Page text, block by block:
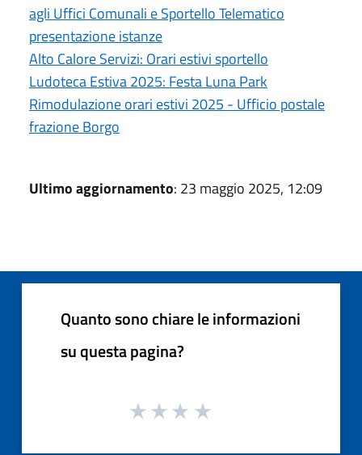
agli Uffici Comunali e Sportello Telematico
presentazione istanze
Alto Calore Servizi: Orari estivi sportello
Ludoteca Estiva 2025: Festa Luna Park
Rimodulazione orari estivi 2025 - Ufficio postale
frazione Borgo
Ultimo aggiornamento: 23 maggio 2025, 12:09
Quanto sono chiare le informazioni
su questa pagina?